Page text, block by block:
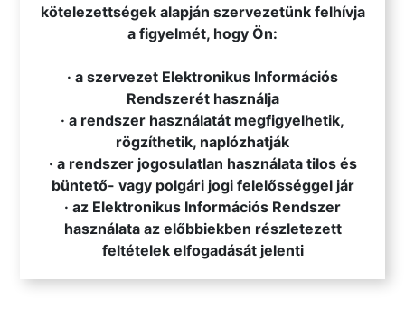
kötelezettségek alapján szervezetünk felhívja
a figyelmét, hogy Ön:
· a szervezet Elektronikus Információs
Rendszerét használja
· a rendszer használatát megfigyelhetik,
rögzíthetik, naplózhatják
· a rendszer jogosulatlan használata tilos és
büntető- vagy polgári jogi felelősséggel jár
· az Elektronikus Információs Rendszer
használata az előbbiekben részletezett
feltételek elfogadását jelenti